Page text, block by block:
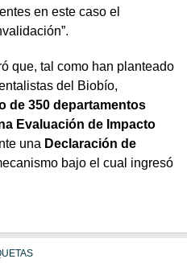
en este caso el
que, tal como han planteado
del Biobío,
de 350 departamentos
Evaluación de Impacto
una Declaración de
bajo el cual ingresó